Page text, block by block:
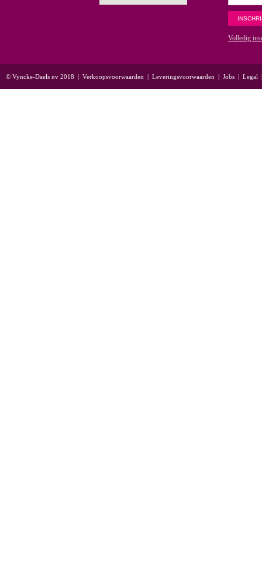
Volledig
© Vyncke-Daels nv 2018 | Verkoopsvoorwaarden | Leveringsvoorwaarden | Jobs | Legal